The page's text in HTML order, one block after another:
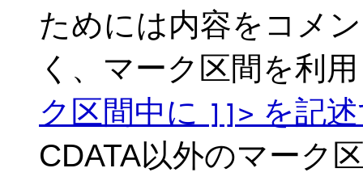
ためには内容をコメ
く、マーク区間を利
ク区間中に ]]> を記
CDATA以外のマーク